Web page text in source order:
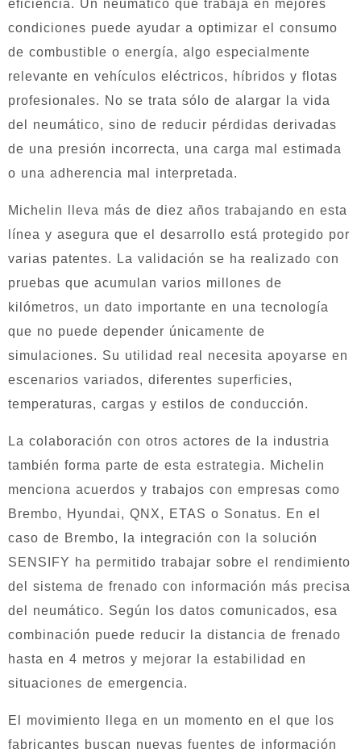
eficiencia. Un neumático que trabaja en mejores
condiciones puede ayudar a optimizar el consumo
de combustible o energía, algo especialmente
relevante en vehículos eléctricos, híbridos y flotas
profesionales. No se trata sólo de alargar la vida
del neumático, sino de reducir pérdidas derivadas
de una presión incorrecta, una carga mal estimada
o una adherencia mal interpretada.
Michelin lleva más de diez años trabajando en esta
línea y asegura que el desarrollo está protegido por
varias patentes. La validación se ha realizado con
pruebas que acumulan varios millones de
kilómetros, un dato importante en una tecnología
que no puede depender únicamente de
simulaciones. Su utilidad real necesita apoyarse en
escenarios variados, diferentes superficies,
temperaturas, cargas y estilos de conducción.
La colaboración con otros actores de la industria
también forma parte de esta estrategia. Michelin
menciona acuerdos y trabajos con empresas como
Brembo, Hyundai, QNX, ETAS o Sonatus. En el
caso de Brembo, la integración con la solución
SENSIFY ha permitido trabajar sobre el rendimiento
del sistema de frenado con información más precisa
del neumático. Según los datos comunicados, esa
combinación puede reducir la distancia de frenado
hasta en 4 metros y mejorar la estabilidad en
situaciones de emergencia.
El movimiento llega en un momento en el que los
fabricantes buscan nuevas fuentes de información